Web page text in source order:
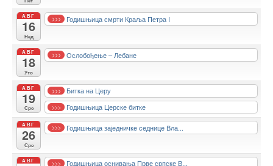
АВГ
16
Нед
>>> Годишњица смрти Краља Петра I
АВГ
18
Уто
>>> Ослобођење – Лебане
АВГ
19
Сре
>>> Битка на Церу
>>> Годишњица Церске битке
АВГ
26
Сре
>>> Годишњица заједничке седнице Вла...
АВГ >>> Годишњица оснивања Прве српске В...